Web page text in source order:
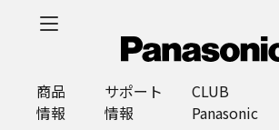
商品
情報
サポート
情報
CLUB
Panasonic